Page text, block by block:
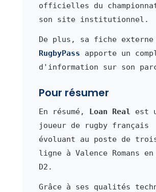
officielles du
son site institutionnel.
De plus, sa fiche
RugbyPass apporte un
d'information sur son
Pour résumer
En résumé, Loan Real est
joueur de rugby français
évoluant au poste de
ligne à Valence Romans en
D2.
Grâce à ses qualités